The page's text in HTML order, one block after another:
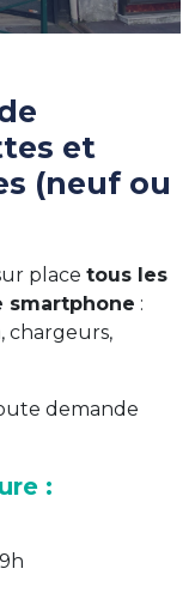
et
(neuf ou
place tous les
smartphone :
chargeurs,
demande
: